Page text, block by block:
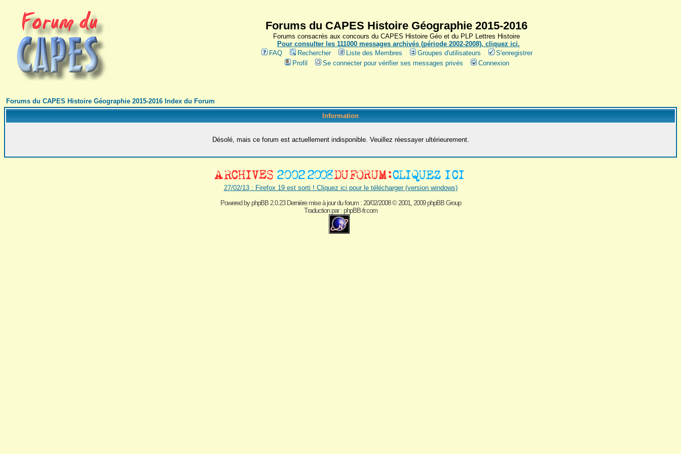
Forums du CAPES Histoire Géographie 2015-2016
Forums consacrés aux concours du CAPES Histoire Géo et du PLP Lettres Histoire
Pour consulter les 111000 messages archivés (période 2002-2008), cliquez ici.
FAQ
Rechercher Liste des Membres Groupes d'utilisateurs
S'enregistrer
Profil
Se connecter pour vérifier ses messages privés Connexion
Forums du CAPES Histoire Géographie 2015-2016 Index du Forum
Information
Désolé, mais ce forum est actuellement indisponible. Veuillez réessayer ultérieurement.
27/02/13 : Firefox 19 est sorti ! Cliquez ici pour le télécharger (version windows)
Powered byphpBB 2.0.23 Dernière mise à jour du forum : 20/02/2008© 2001, 2009 phpBB Group
Traduction par : phpBB-fr.com